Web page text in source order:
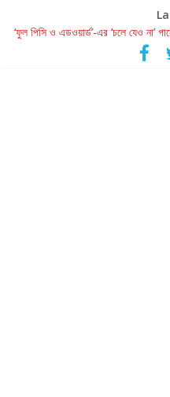
‘ফুল পিসি ও এডওয়ার্ড’-এর ‘চলে যেও না’
রবীন্দ্রনাথ ও গুলজারের সৃষ্টির মেলবন্ধনে
কলের গান থেকে রীলস্ — বাঙালির গান